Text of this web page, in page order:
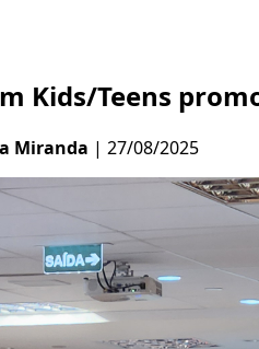
Kids/Teens
Miranda | 27/08/2025